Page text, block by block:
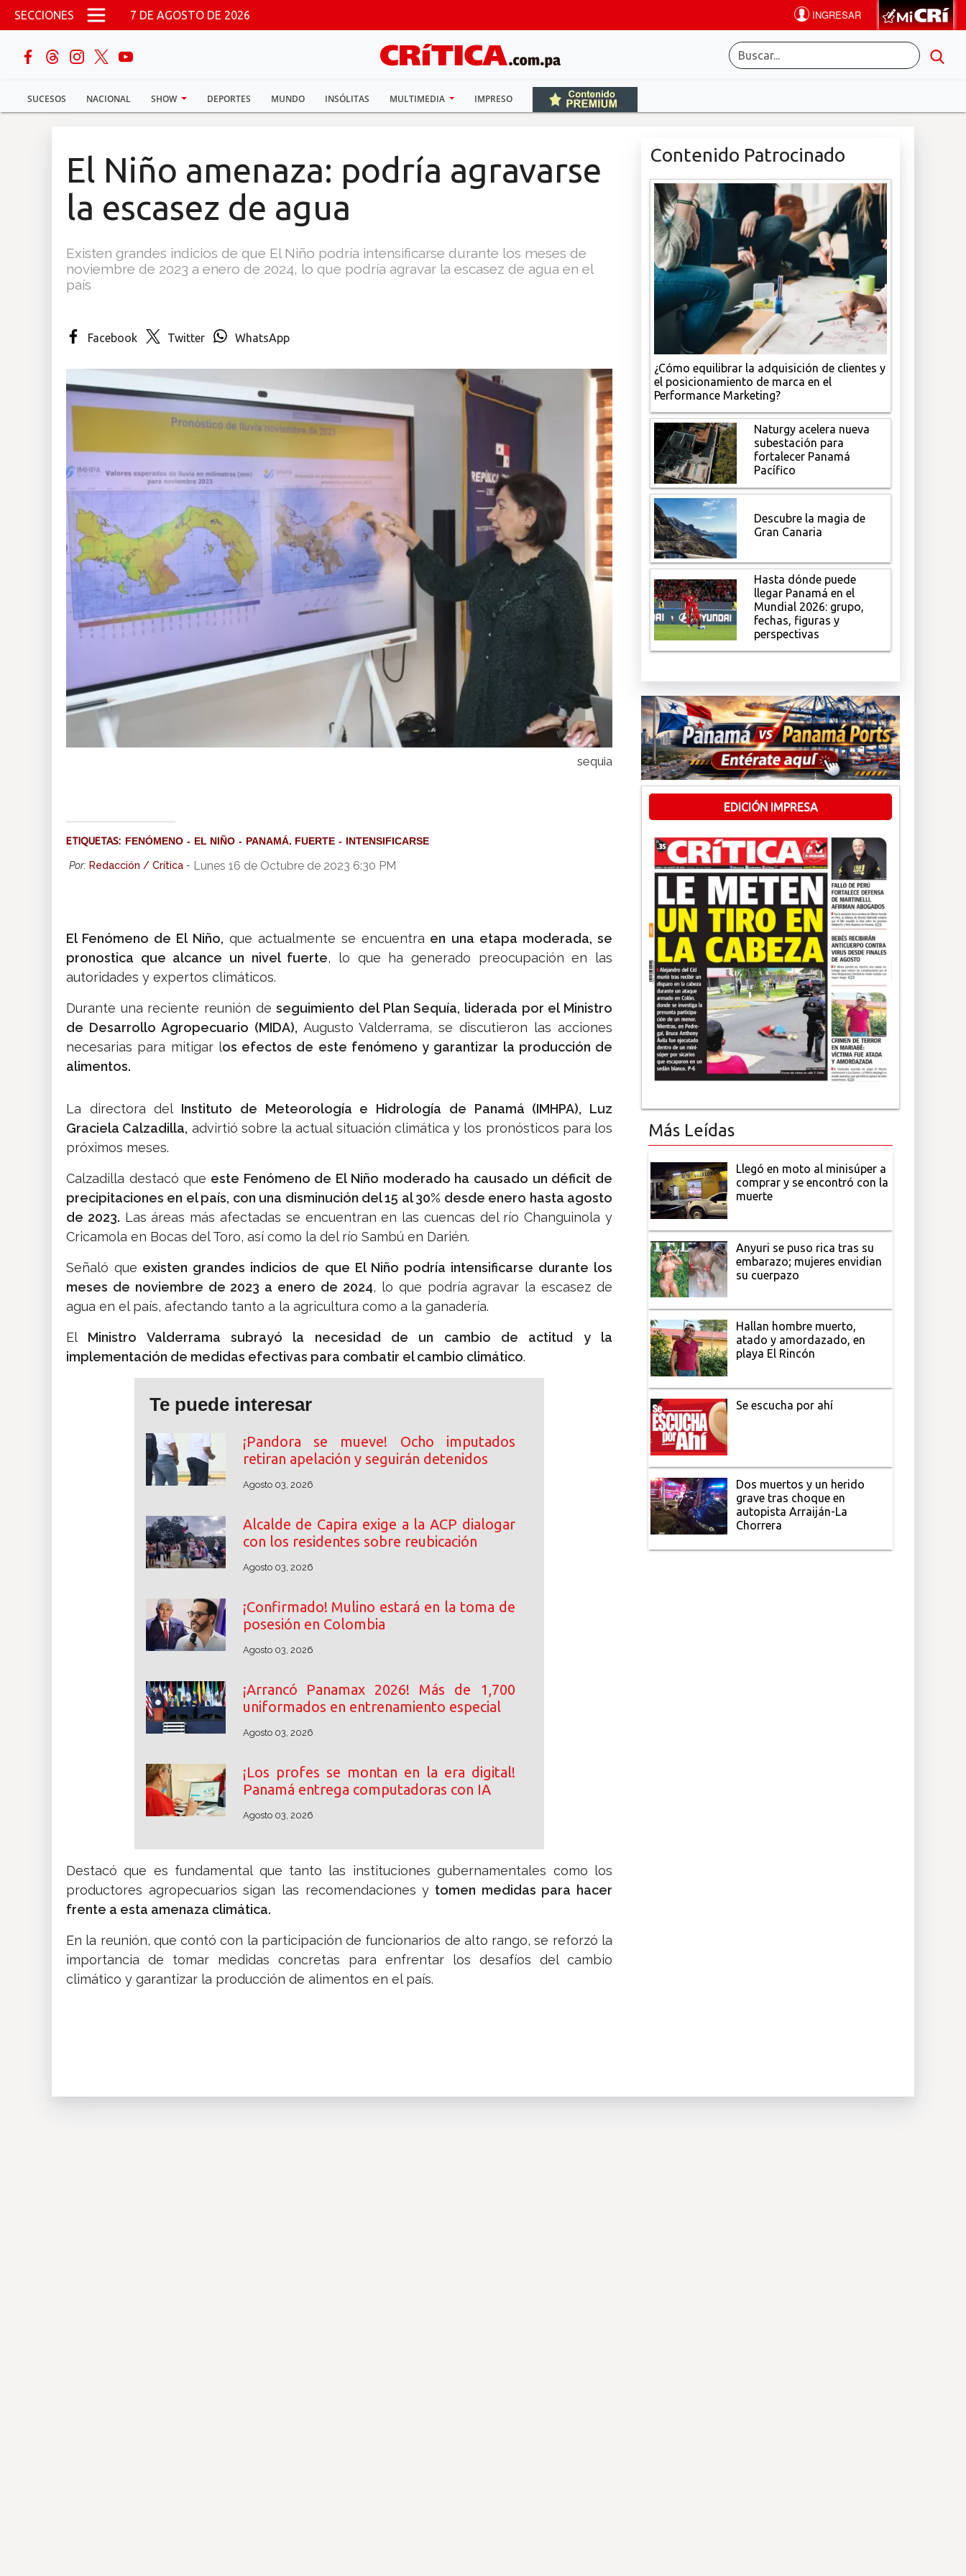
Pasar al contenido principal
SECCIONES 7 DE AGOSTO DE 2026
SUCESOS NACIONAL SHOW DEPORTES MUNDO INSÓLITAS MULTIMEDIA IMPRESO
buscar
Sucesos
Multimedia
El Niño amenaza: podría agravarse
la escasez de agua
Existen grandes indicios de que El Niño podría intensificarse durante los meses de
noviembre de 2023 a enero de 2024, lo que podría agravar la escasez de agua en el
país
Facebook Twitter WhatsApp
sequia
ETIQUETAS: FENÓMENO EL NIÑO PANAMÁ. FUERTE INTENSIFICARSE
Por: Redacción / Crítica - Lunes 16 de Octubre de 2023 6:30 PM
El Fenómeno de El Niño, que actualmente se encuentra en una etapa moderada, se
pronostica que alcance un nivel fuerte, lo que ha generado preocupación en las
autoridades y expertos climáticos.
Durante una reciente reunión deseguimiento del Plan Sequía, liderada por el Ministro
de Desarrollo Agropecuario (MIDA), Augusto Valderrama, se discutieron las acciones
necesarias para mitigar los efectos de este fenómeno y garantizar la producción de
alimentos.
La directora del Instituto de Meteorología e Hidrología de Panamá (IMHPA), Luz
Graciela Calzadilla, advirtió sobre la actual situación climática y los pronósticos para los
próximos meses.
Calzadilla destacó que este Fenómeno de El Niño moderado ha causado un déficit de
precipitaciones en el país, con una disminución del 15 al 30% desde enero hasta agosto
de 2023. Las áreas más afectadas se encuentran en las cuencas del río Changuinola y
Cricamola en Bocas del Toro, así como la del río Sambú en Darién.
Señaló que existen grandes indicios de que El Niño podría intensificarse durante los
meses de noviembre de 2023 a enero de 2024, lo que podría agravar la escasez de
agua en el país, afectando tanto a la agricultura como a la ganadería.
ElMinistro Valderrama subrayó la necesidad de un cambio de actitud y la
implementación de medidas efectivas para combatir el cambio climático.
Te puede interesar
¡Pandora se mueve! Ocho imputados
retiran apelación y seguirán detenidos
Agosto 03, 2026
Alcalde de Capira exige a la ACP dialogar
con los residentes sobre reubicación
Agosto 03, 2026
¡Confirmado! Mulino estará en la toma de
posesión en Colombia
Agosto 03, 2026
¡Arrancó Panamax 2026! Más de 1,700
uniformados en entrenamiento especial
Agosto 03, 2026
¡Los profes se montan en la era digital!
Panamá entrega computadoras con IA
Agosto 03, 2026
Destacó que es fundamental que tanto las instituciones gubernamentales como los
productores agropecuarios sigan las recomendaciones y tomen medidas para hacer
frente a esta amenaza climática.
En la reunión, que contó con la participación de funcionarios de alto rango, se reforzó la
importancia de tomar medidas concretas para enfrentar los desafíos del cambio
climático y garantizar la producción de alimentos en el país.
Contenido Patrocinado
¿Cómo equilibrar la adquisición de clientes y
el posicionamiento de marca en el
Performance Marketing?
Naturgy acelera nueva
subestación para
fortalecer Panamá
Pacífico
Descubre la magia de
Gran Canaria
Hasta dónde puede
llegar Panamá en el
Mundial 2026: grupo,
fechas, figuras y
perspectivas
EDICIÓN IMPRESA
Más Leídas
Llegó en moto al minisúper a
comprar y se encontró con la
muerte
Anyuri se puso rica tras su
embarazo; mujeres envidian
su cuerpazo
Hallan hombre muerto,
atado y amordazado, en
playa El Rincón
Se escucha por ahí
Dos muertos y un herido
grave tras choque en
autopista Arraiján-La
Chorrera